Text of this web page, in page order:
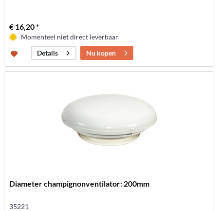
€ 16,20 *
Momenteel niet direct leverbaar
Details
Nu kopen
Diameter champignonventilator: 200mm
35221